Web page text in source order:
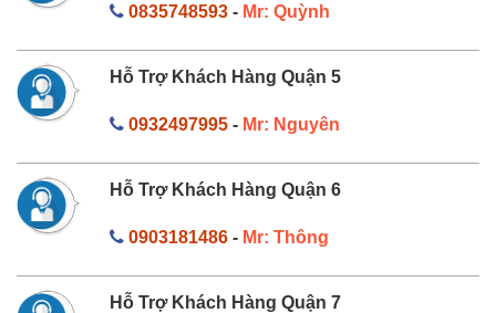
0835748593- Mr: Quỳnh
Hỗ Trợ Khách Hàng Quận 5
0932497995- Mr: Nguyên
Hỗ Trợ Khách Hàng Quận 6
0903181486- Mr: Thông
Hỗ Trợ Khách Hàng Quận 7